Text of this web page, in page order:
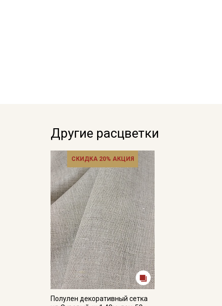
Другие расцветки
СКИДКА 20% АКЦИЯ
Полулен декоративный сетка